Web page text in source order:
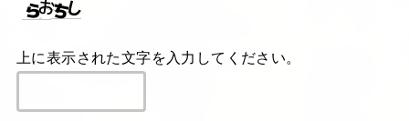
上に表示された文字を入力してください。